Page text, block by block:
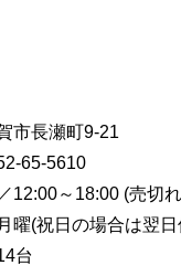
市長瀬町9-21
65-5610
12:00～18:00 (売切
曜(祝日の場合は翌
台